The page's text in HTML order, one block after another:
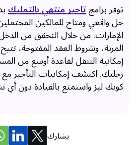
توفر برامجتاجير منتهي بالتمليك
حل واقعي ومتاح للمالكين
الإمارات. من خلال التحقق من
المرنة، وشروط العقد المفتوحة،
إمكانية التنقل لقاعدة أوسع من
رحلتك. اكتشف إمكانيات التأجير
كويك ليز واستمتع بالقيادة دون أي
يشارك